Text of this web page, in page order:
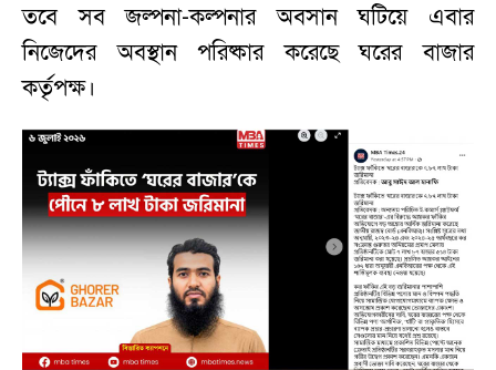
তবে সব জল্পনা-কল্পনার অবসান ঘটিয়ে এবার
নিজেদের অবস্থান পরিষ্কার করেছে ঘরের বাজার
কর্তৃপক্ষ।